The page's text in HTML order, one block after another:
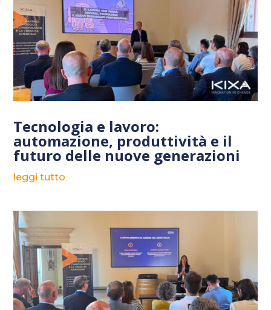
Tecnologia e lavoro:
automazione, produttività e il
futuro delle nuove generazioni
leggi tutto